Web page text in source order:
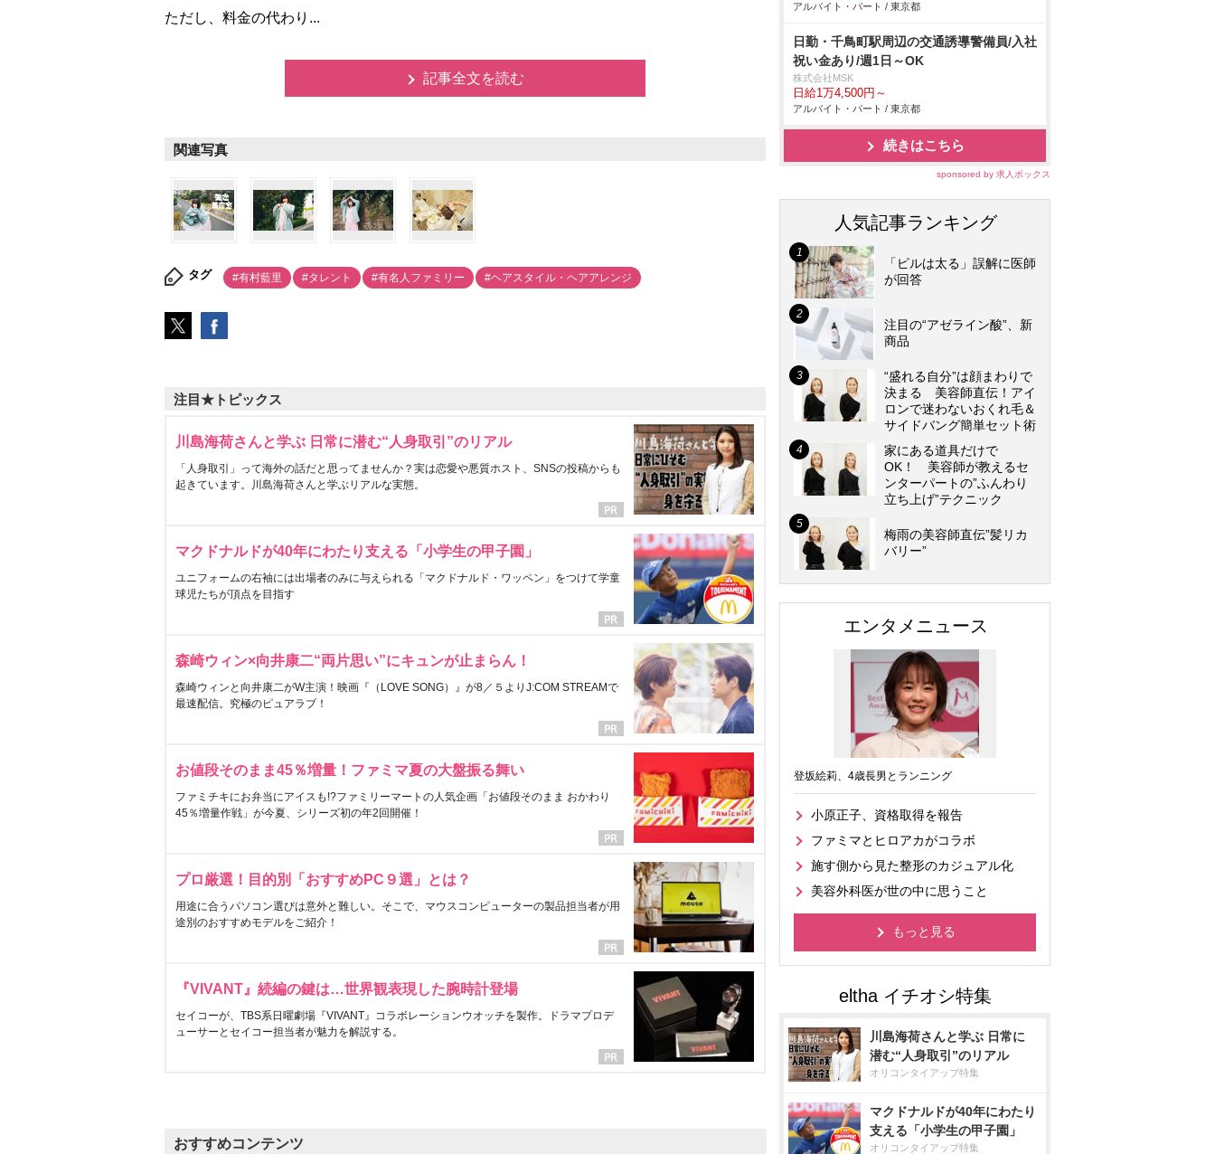
ただし、料金の代わり...
記事全文を読む
関連写真
タグ #有村藍里 #タレント #有名人ファミリー #ヘアスタイル・ヘアアレンジ
注目★トピックス
川島海荷さんと学ぶ 日常に潜む“人身取引”のリアル
「人身取引」って海外の話だと思ってませんか？実は恋愛や悪質ホスト、SNSの投稿からも
起きています。川島海荷さんと学ぶリアルな実態。
マクドナルドが40年にわたり支える「小学生の甲子園」
ユニフォームの右袖には出場者のみに与えられる「マクドナルド・ワッペン」をつけて学童
球児たちが頂点を目指す
森崎ウィン×向井康二“両片思い”にキュンが止まらん！
森崎ウィンと向井康二がW主演！映画『（LOVE SONG）』が8／５よりJ:COM STREAMで
最速配信。究極のピュアラブ！
お値段そのまま45％増量！ファミマ夏の大盤振る舞い
ファミチキにお弁当にアイスも!?ファミリーマートの人気企画「お値段そのまま おかわり
45％増量作戦」が今夏、シリーズ初の年2回開催！
プロ厳選！目的別「おすすめPC９選」とは？
用途に合うパソコン選びは意外と難しい。そこで、マウスコンピューターの製品担当者が用
途別のおすすめモデルをご紹介！
『VIVANT』続編の鍵は…世界観表現した腕時計登場
セイコーが、TBS系日曜劇場『VIVANT』コラボレーションウオッチを製作。ドラマプロデ
ューサーとセイコー担当者が魅力を解説する。
おすすめコンテンツ
アルバイト・パート / 東京都
日勤・千鳥町駅周辺の交通誘導警備員/入社
祝い金あり/週1日～OK
株式会社MSK
日給1万4,500円～
アルバイト・パート / 東京都
続きはこちら
sponsored by 求人ボックス
人気記事ランキング
「ピルは太る」誤解に医師
が回答
注目の“アゼライン酸”、新
商品
“盛れる自分”は顔まわりで
決まる 美容師直伝！アイ
ロンで迷わないおくれ毛＆
サイドバング簡単セット術
家にある道具だけで
OK！ 美容師が教えるセ
ンターパートの”ふんわり
立ち上げ”テクニック
梅雨の美容師直伝”髪リカ
バリー”
エンタメニュース
登坂絵莉、4歳長男とランニング
小原正子、資格取得を報告
ファミマとヒロアカがコラボ
施す側から見た整形のカジュアル化
美容外科医が世の中に思うこと
もっと見る
川島海荷さんと学ぶ 日常に
潜む“人身取引”のリアル
オリコンタイアップ特集
マクドナルドが40年にわたり
支える「小学生の甲子園」
オリコンタイアップ特集